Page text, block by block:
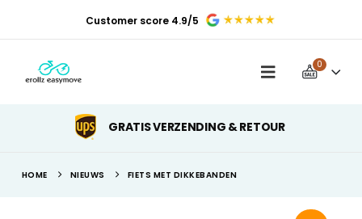
Customer score 4.9/5
0
GRATIS VERZENDING & RETOUR
HOME NIEUWS FIETS MET DIKKEBANDEN